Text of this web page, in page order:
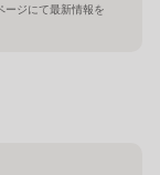
ージにて最新情報を